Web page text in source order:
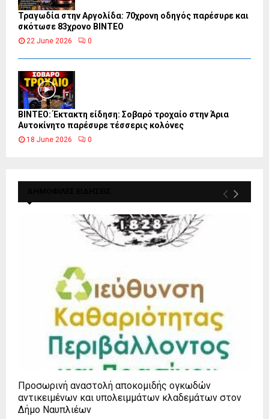
Τραγωδία στην Αργολίδα: 70χρονη οδηγός παρέσυρε και
σκότωσε 83χρονο ΒΙΝΤΕΟ
22 June 2026 0
ΒΙΝΤΕΟ: Έκτακτη είδηση: Σοβαρό τροχαίο στην Άρια
Αυτοκίνητο παρέσυρε τέσσερις κολόνες
18 June 2026 0
Προσωρινή αναστολή αποκομιδής ογκωδών
αντικειμένων και υπολειμμάτων κλαδεμάτων στον
Δήμο Ναυπλιέων